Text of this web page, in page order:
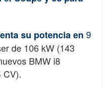
su potencia en 9
de 106 kW (143
BMW i8
CV).